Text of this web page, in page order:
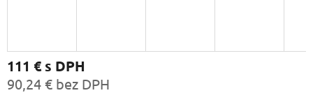
111 €s DPH
90,24 € bez DPH